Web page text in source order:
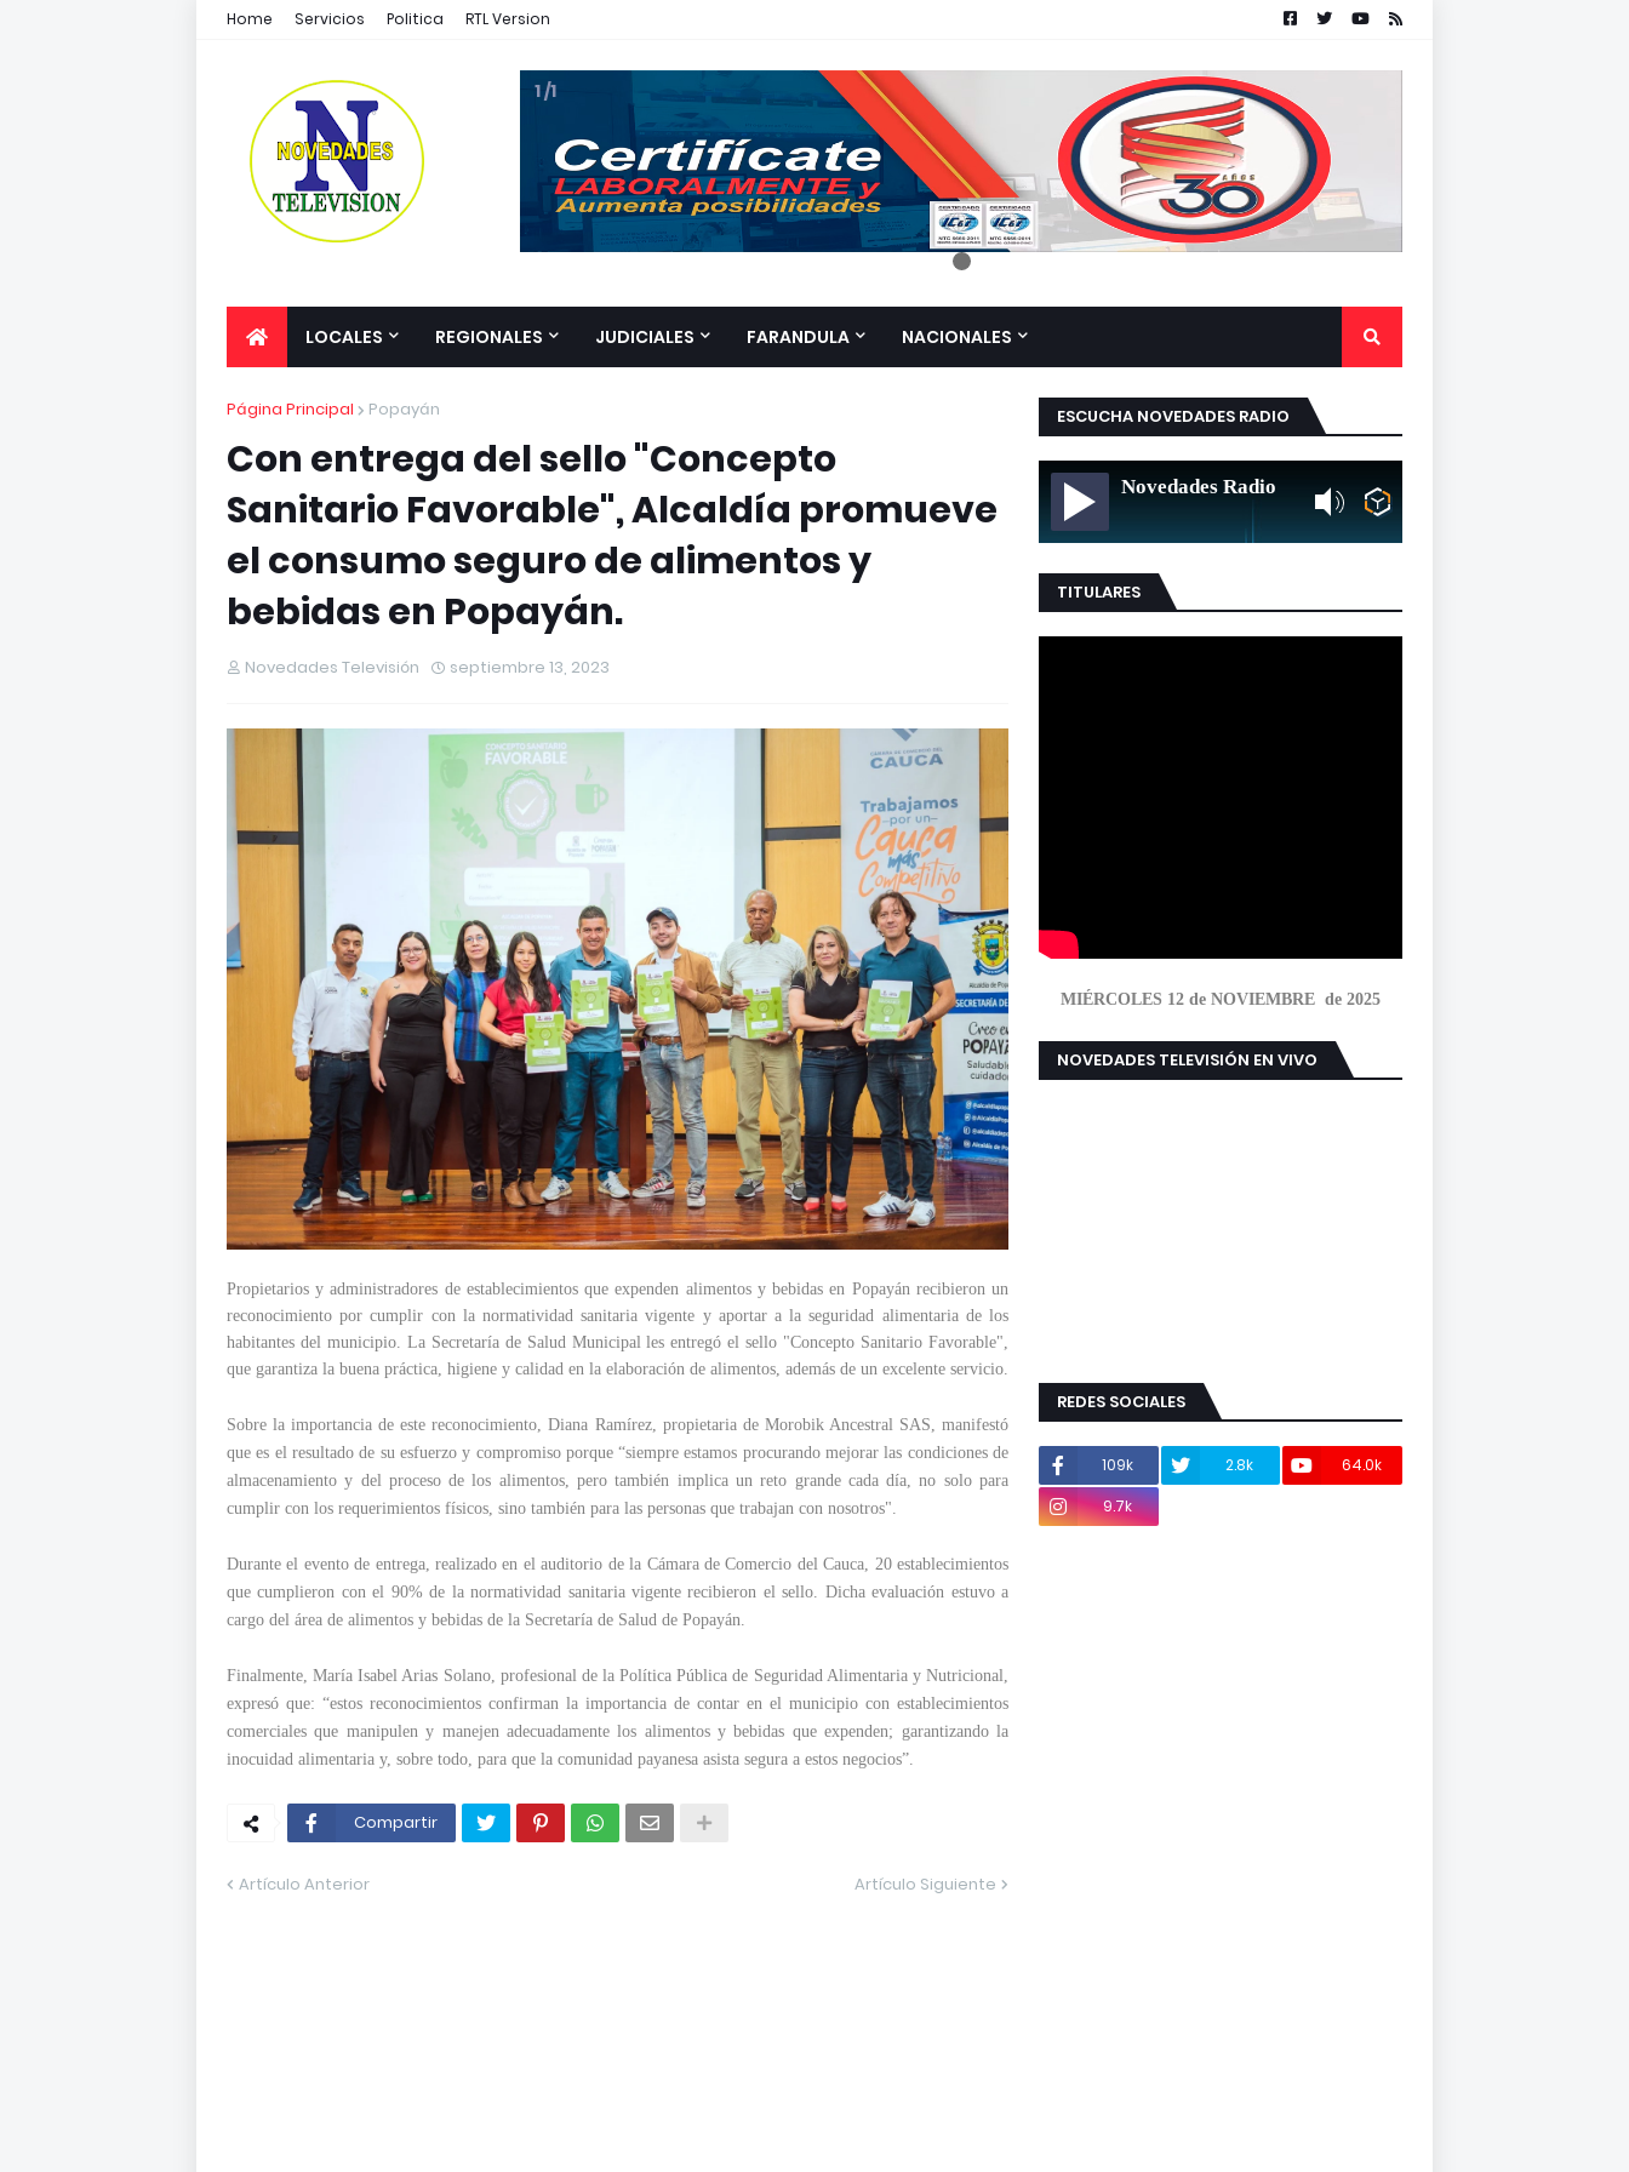
Home Servicios Politica RTL Version
1 /1
LOCALES REGIONALES JUDICIALES FARANDULA NACIONALES
Página Principal Popayán
Con entrega del sello "Concepto
Sanitario Favorable", Alcaldía promueve
el consumo seguro de alimentos y
bebidas en Popayán.
Novedades Televisión septiembre 13, 2023
Propietarios y administradores de establecimientos que expenden alimentos y bebidas en Popayán recibieron un
reconocimiento por cumplir con la normatividad sanitaria vigente y aportar a la seguridad alimentaria de los
habitantes del municipio. La Secretaría de Salud Municipal les entregó el sello "Concepto Sanitario Favorable",
que garantiza la buena práctica, higiene y calidad en la elaboración de alimentos, además de un excelente servicio.
Sobre la importancia de este reconocimiento, Diana Ramírez, propietaria de Morobik Ancestral SAS, manifestó
que es el resultado de su esfuerzo y compromiso porque “siempre estamos procurando mejorar las condiciones de
almacenamiento y del proceso de los alimentos, pero también implica un reto grande cada día, no solo para
cumplir con los requerimientos físicos, sino también para las personas que trabajan con nosotros".
Durante el evento de entrega, realizado en el auditorio de la Cámara de Comercio del Cauca, 20 establecimientos
que cumplieron con el 90% de la normatividad sanitaria vigente recibieron el sello. Dicha evaluación estuvo a
cargo del área de alimentos y bebidas de la Secretaría de Salud de Popayán.
Finalmente, María Isabel Arias Solano, profesional de la Política Pública de Seguridad Alimentaria y Nutricional,
expresó que: “estos reconocimientos confirman la importancia de contar en el municipio con establecimientos
comerciales que manipulen y manejen adecuadamente los alimentos y bebidas que expenden; garantizando la
inocuidad alimentaria y, sobre todo, para que la comunidad payanesa asista segura a estos negocios”.
Compartir
Artículo Anterior Artículo Siguiente
ESCUCHA NOVEDADES RADIO
Novedades Radio
TITULARES
MIÉRCOLES 12 de NOVIEMBRE de 2025
NOVEDADES TELEVISIÓN EN VIVO
REDES SOCIALES
109k 2.8k
64.0k
9.7k